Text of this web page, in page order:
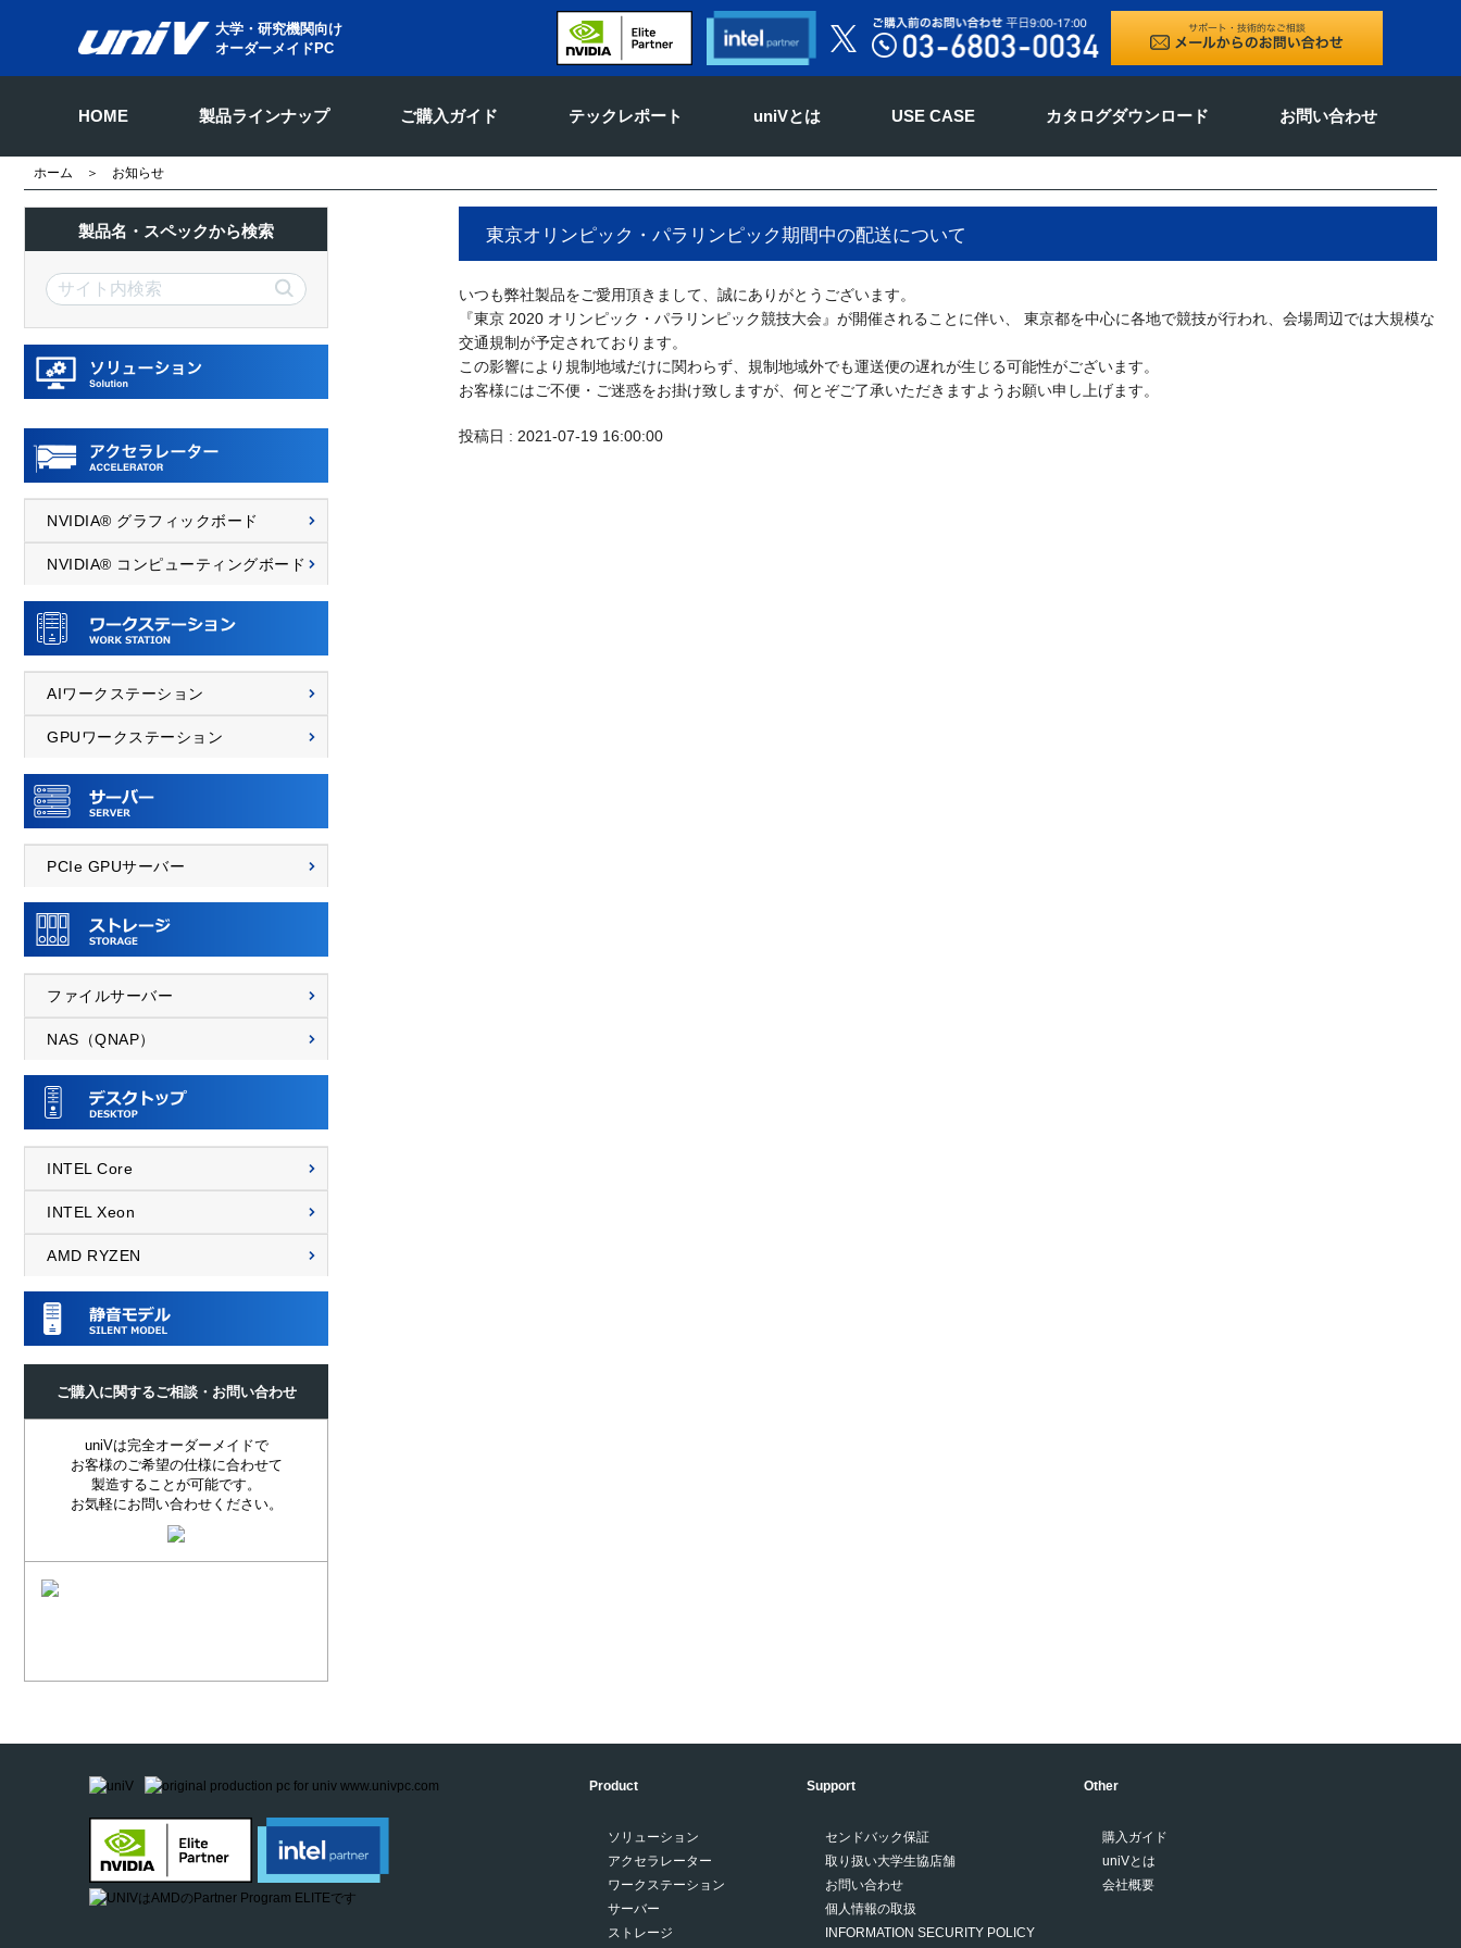
大学・研究機関向け
オーダーメイドPC
HOME 製品ラインナップ ご購入ガイド テックレポート uniVとは USE CASE カタログダウンロード お問い合わせ
ホーム ＞ お知らせ
東京オリンピック・パラリンピック期間中の配送について
いつも弊社製品をご愛用頂きまして、誠にありがとうございます。
『東京 2020 オリンピック・パラリンピック競技大会』が開催されることに伴い、 東京都を中心に各地で競技が行われ、会場周辺では大規模な
交通規制が予定されております。
この影響により規制地域だけに関わらず、規制地域外でも運送便の遅れが生じる可能性がございます。
お客様にはご不便・ご迷惑をお掛け致しますが、何とぞご了承いただきますようお願い申し上げます。
投稿日 : 2021-07-19 16:00:00
製品名・スペックから検索
NVIDIA® グラフィックボード
NVIDIA® コンピューティングボード
AIワークステーション
GPUワークステーション
PCIe GPUサーバー
ファイルサーバー
NAS（QNAP）
INTEL Core
INTEL Xeon
AMD RYZEN
ご購入に関するご相談・お問い合わせ
uniVは完全オーダーメイドで
お客様のご希望の仕様に合わせて
製造することが可能です。
お気軽にお問い合わせください。
Product
ソリューション
アクセラレーター
ワークステーション
サーバー
ストレージ
Support
センドバック保証
取り扱い大学生協店舗
お問い合わせ
個人情報の取扱
INFORMATION SECURITY POLICY
Other
購入ガイド
uniVとは
会社概要